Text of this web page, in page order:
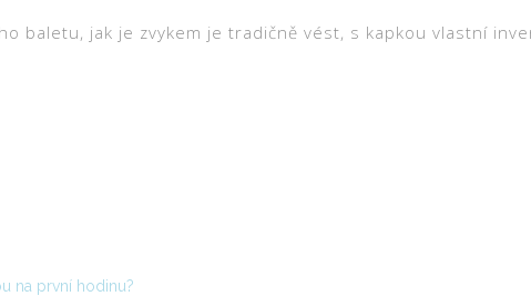
baletu, jak je zvykem je tradičně vést, s kapkou vlastní
na první hodinu?